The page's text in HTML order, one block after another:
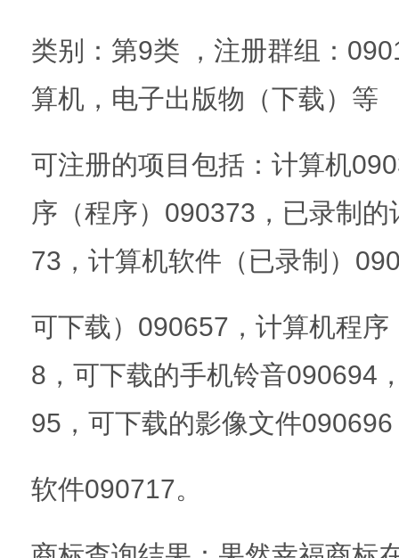
类别：第9类 ，注册群组：
算机，电子出版物（下载）等
可注册的项目包括：计算机
序（程序）090373，已录制
73，计算机软件（已录制）
可下载）090657，计算机程
8，可下载的手机铃音090694
95，可下载的影像文件
软件090717。